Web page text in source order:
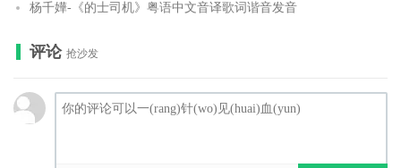
杨千嬅-《的士司机》粤语中文音译歌词谐音发音
评论 抢沙发